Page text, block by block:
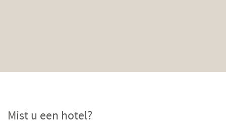
Mist u een hotel?